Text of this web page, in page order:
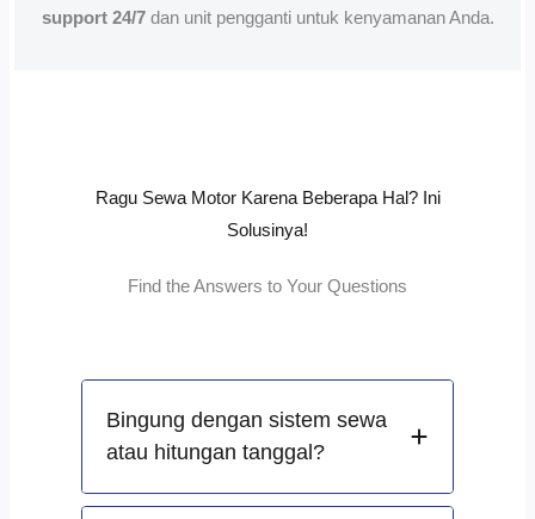
support 24/7dan unit pengganti untuk kenyamanan Anda.
Ragu Sewa Motor Karena Beberapa Hal? Ini
Solusinya!
Find the Answers to Your Questions
Bingung dengan sistem sewa
atau hitungan tanggal?